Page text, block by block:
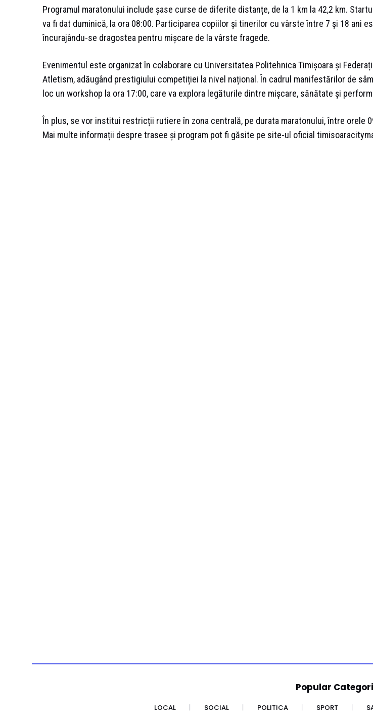
Programul maratonului include șase curse de diferite distanțe, de la 1 km la 42,2 km.
va fi dat duminică, la ora 08:00. Participarea copiilor și tinerilor cu vârste între 7 și 18 ani
încurajându-se dragostea pentru mișcare de la vârste fragede.
Evenimentul este organizat în colaborare cu Universitatea Politehnica Timișoara și
Atletism, adăugând prestigiului competiției la nivel național. În cadrul manifestărilor de
loc un workshop la ora 17:00, care va explora legăturile dintre mișcare, sănătate și
În plus, se vor institui restricții rutiere în zona centrală, pe durata maratonului, între orele
Mai multe informații despre trasee și program pot fi găsite pe site-ul oficial
Popular
LOCAL SOCIAL POLITICA SPORT